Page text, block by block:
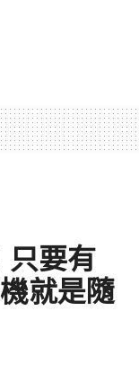
只要有
就是隨